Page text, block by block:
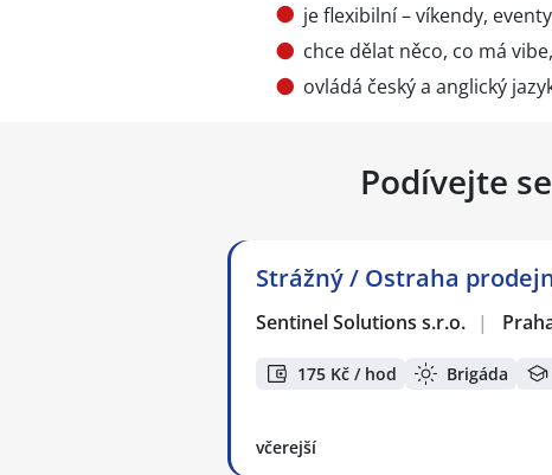
je flexibilní – víkendy,
chce dělat něco, co má
ovládá český a anglický
Podívejte
Strážný / Ostraha
Sentinel Solutions s.r.o. |
175 Kč / hod Brigáda
včerejší